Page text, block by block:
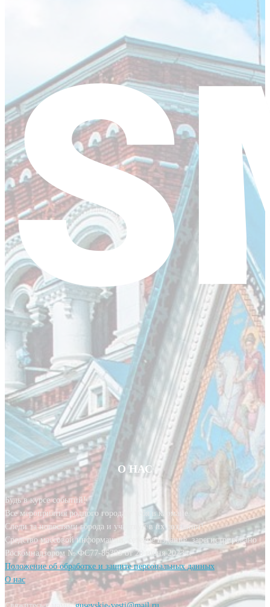
О НАС
Будь в курсе событий!
Все мероприятия родного города у тебя в кармане.
Следи за новостями города и участвуй в их создании!
Средство массовой информации, сетевое издание, зарегистрировано
Роскомнадзором № ФС77-85393 от 20 июня 2023 г.
Положение об обработке и защите персональных данных
О нас